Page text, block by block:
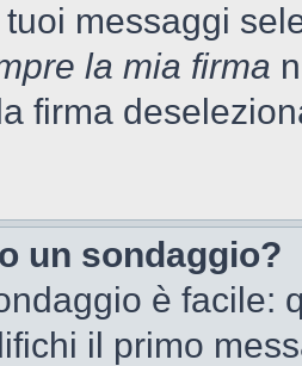
messaggi
la mia firma
firma
un sondaggio?
è facile:
il primo